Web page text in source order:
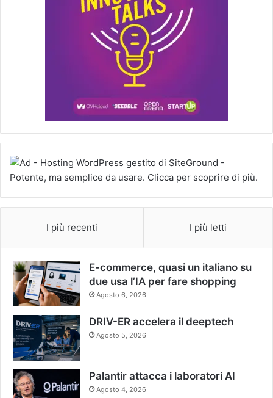
I più recenti I più letti
E-commerce, quasi un italiano su
due usa l’IA per fare shopping
Agosto 6, 2026
DRIV-ER accelera il deeptech
Agosto 5, 2026
Palantir attacca i laboratori AI
Agosto 4, 2026